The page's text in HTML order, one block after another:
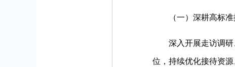
（一）深耕高标
深入开展走访调
位，持续优化接待资